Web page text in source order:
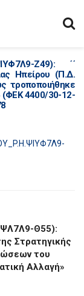
Ζ49): ΄΄
Ηπείρου (Π.Δ.
τροποποιήθηκε
(ΦΕΚ 4400/30-12-
Θ55):
Στρατηγικής
του
Αλλαγή»